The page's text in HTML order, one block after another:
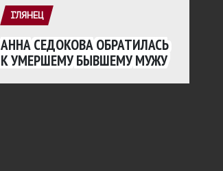
ГЛЯНЕЦ
АННА СЕДОКОВА ОБРАТИЛАСЬ
К УМЕРШЕМУ БЫВШЕМУ МУЖУ